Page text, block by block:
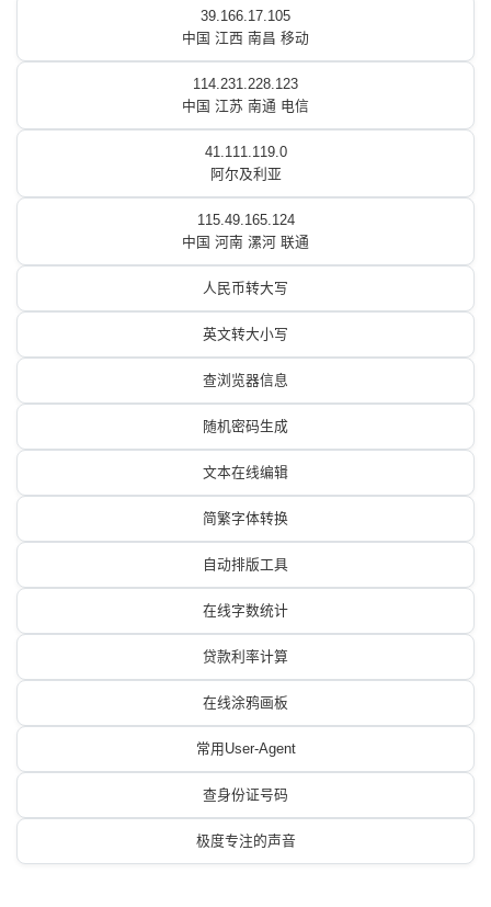
39.166.17.105
中国 江西 南昌 移动
114.231.228.123
中国 江苏 南通 电信
41.111.119.0
阿尔及利亚
115.49.165.124
中国 河南 漯河 联通
人民币转大写
英文转大小写
查浏览器信息
随机密码生成
文本在线编辑
简繁字体转换
自动排版工具
在线字数统计
贷款利率计算
在线涂鸦画板
常用User-Agent
查身份证号码
极度专注的声音